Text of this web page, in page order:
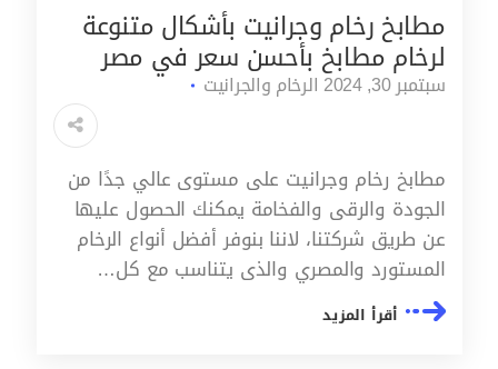
مطابخ رخام وجرانيت بأشكال متنوعة
لرخام مطابخ بأحسن سعر في مصر
سبتمبر 30, 2024 الرخام والجرانيت
مطابخ رخام وجرانيت على مستوى عالي جدًا من
الجودة والرقى والفخامة يمكنك الحصول عليها
عن طريق شركتنا، لاننا بنوفر أفضل أنواع الرخام
المستورد والمصري والذى يتناسب مع كل…
أقرأ المزيد